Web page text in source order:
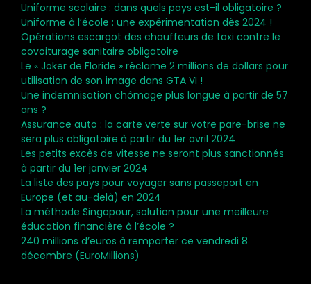
Uniforme scolaire : dans quels pays est-il obligatoire ?
Uniforme à l’école : une expérimentation dès 2024 !
Opérations escargot des chauffeurs de taxi contre le
covoiturage sanitaire obligatoire
Le « Joker de Floride » réclame 2 millions de dollars pour
utilisation de son image dans GTA VI !
Une indemnisation chômage plus longue à partir de 57
ans ?
Assurance auto : la carte verte sur votre pare-brise ne
sera plus obligatoire à partir du 1er avril 2024
Les petits excès de vitesse ne seront plus sanctionnés
à partir du 1er janvier 2024
La liste des pays pour voyager sans passeport en
Europe (et au-delà) en 2024
La méthode Singapour, solution pour une meilleure
éducation financière à l’école ?
240 millions d’euros à remporter ce vendredi 8
décembre (EuroMillions)